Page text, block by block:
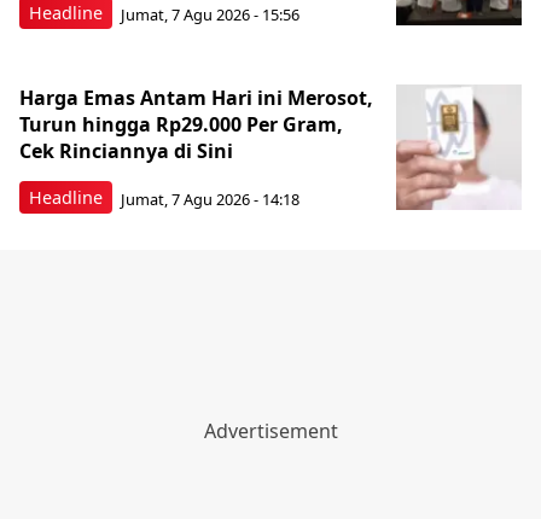
Headline Jumat, 7 Agu 2026 - 15:56
Headline
Harga Emas Antam Hari ini Merosot,
Turun hingga Rp29.000 Per Gram,
Cek Rinciannya di Sini
Jumat, 7 Agu 2026 - 14:18